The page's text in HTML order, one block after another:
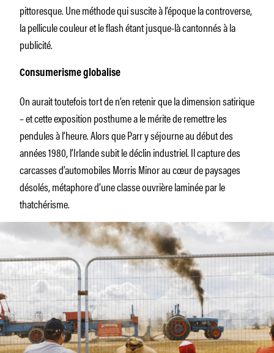
pittoresque. Une méthode qui suscite à l’époque la controverse,
la pellicule couleur et le flash étant jusque-là cantonnés à la
publicité.
Consumerisme globalise
On aurait toutefois tort de n’en retenir que la dimension satirique
– et cette exposition posthume a le mérite de remettre les
pendules à l’heure. Alors que Parr y séjourne au début des
années 1980, l’Irlande subit le déclin industriel. Il capture des
carcasses d’automobiles Morris Minor au cœur de paysages
désolés, métaphore d’une classe ouvrière laminée par le
thatchérisme.